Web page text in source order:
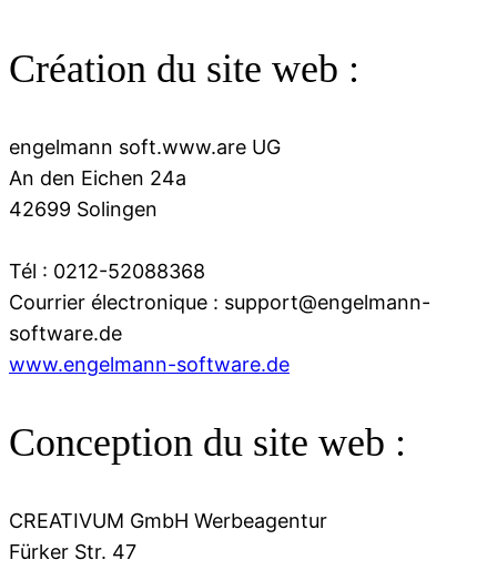
Création du site web :
engelmann soft.www.are UG
An den Eichen 24a
42699 Solingen
Tél : 0212-52088368
Courrier électronique : support@engelmann-
software.de
www.engelmann-software.de
Conception du site web :
CREATIVUM GmbH Werbeagentur
Fürker Str. 47